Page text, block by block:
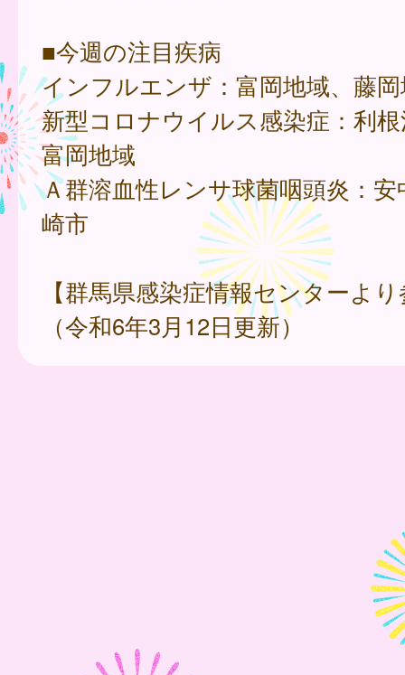
■今週の注目疾病
インフルエンザ：富岡地域、藤
新型コロナウイルス感染症：利
富岡地域
Ａ群溶血性レンサ球菌咽頭炎：安
崎市
【群馬県感染症情報センターよ
（令和6年3月12日更新）